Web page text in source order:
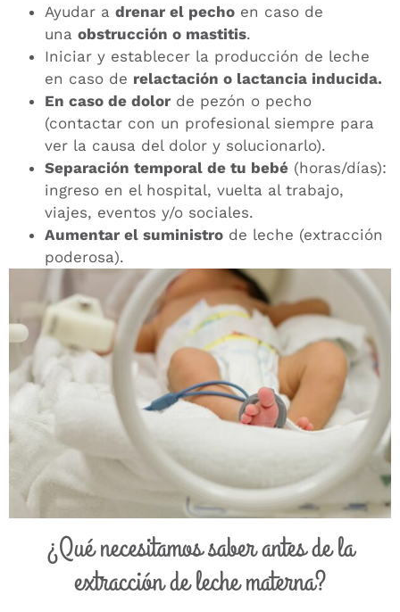
Ayudar a drenar el pecho en caso de
una obstrucción o mastitis.
Iniciar y establecer la producción de leche
en caso de relactación o lactancia inducida.
En caso de dolor de pezón o pecho
(contactar con un profesional siempre para
ver la causa del dolor y solucionarlo).
Separación temporal de tu bebé (horas/días):
ingreso en el hospital, vuelta al trabajo,
viajes, eventos y/o sociales.
Aumentar el suministro de leche (extracción
poderosa).
¿Qué necesitamos saber antes de la
extracción de leche materna?